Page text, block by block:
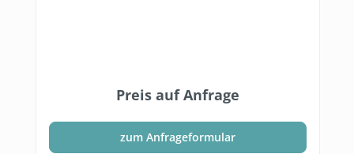
Preis auf Anfrage
zum Anfrageformular